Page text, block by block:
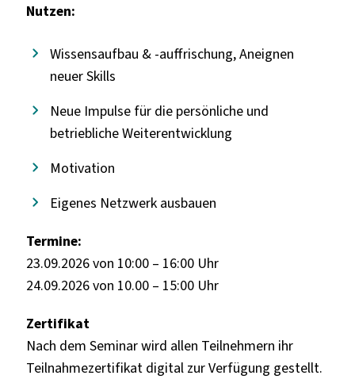
Nutzen:
Wissensaufbau & -auffrischung, Aneignen
neuer Skills
Neue Impulse für die persönliche und
betriebliche Weiterentwicklung
Motivation
Eigenes Netzwerk ausbauen
Termine:
23.09.2026 von 10:00 – 16:00 Uhr
24.09.2026 von 10.00 – 15:00 Uhr
Zertifikat
Nach dem Seminar wird allen Teilnehmern ihr
Teilnahmezertifikat digital zur Verfügung gestellt.